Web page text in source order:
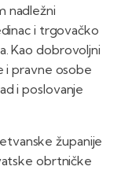
nadležni
i trgovačko
Kao dobrovoljni
i pravne osobe
i poslovanje
županije
obrtničke